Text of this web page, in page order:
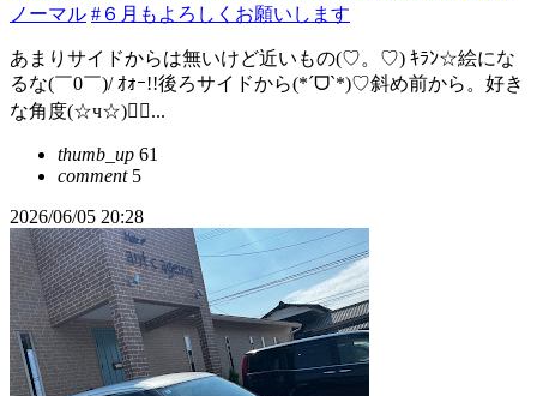
ノーマル #６月もよろしくお願いします
あまりサイドからは無いけど近いもの(♡。♡) ｷﾗﾝ☆絵にな
るな(￣0￣)/ ｵｫｰ!!後ろサイドから(*ˊᗜˋ*)♡斜め前から。好き
な角度(☆ч☆)👍🏻...
thumb_up 61
comment5
2026/06/05 20:28